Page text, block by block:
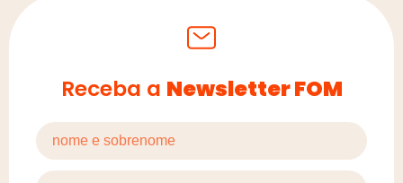
Receba a Newsletter FOM